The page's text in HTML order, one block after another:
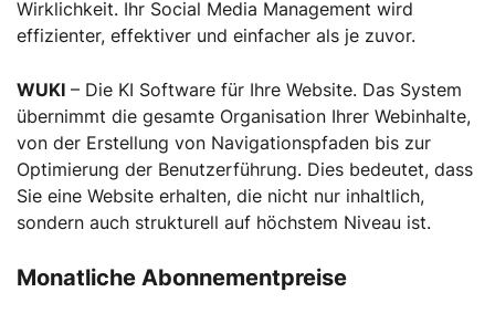
Wirklichkeit. Ihr Social Media Management wird
effizienter, effektiver und einfacher als je zuvor.
WUKI – Die KI Software für Ihre Website. Das System
übernimmt die gesamte Organisation Ihrer Webinhalte,
von der Erstellung von Navigationspfaden bis zur
Optimierung der Benutzerführung. Dies bedeutet, dass
Sie eine Website erhalten, die nicht nur inhaltlich,
sondern auch strukturell auf höchstem Niveau ist.
Monatliche Abonnementpreise